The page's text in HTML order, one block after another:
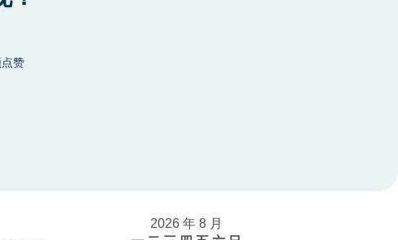
赞
2026 年 8 月